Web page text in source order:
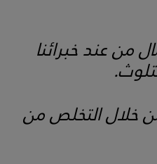
من عند خبرائنا
خلال التخلص من